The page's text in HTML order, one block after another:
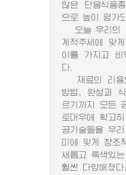
않은 단음식품
으로 높이 평가
오늘 우리의
계적추세에 맞
이를 가지고 비
다.
재료의 리용
방법, 완성과
르기까지 모든
토대우에 확고
공기술들을 우
미에 맞게 창조
새롭고 특색있
훨씬 다양해졌다.